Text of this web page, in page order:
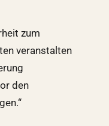
zum
veranstalten
den